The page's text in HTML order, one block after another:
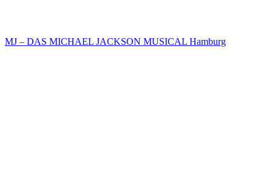
MJ – DAS MICHAEL JACKSON MUSICAL Hamburg